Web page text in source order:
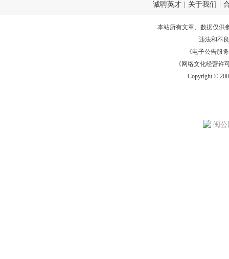
诚聘英才 关于我们
本站所有文章、数据仅供
违法和不
《电子公告服务
《网络文化经营许
Copyright ©
闽公